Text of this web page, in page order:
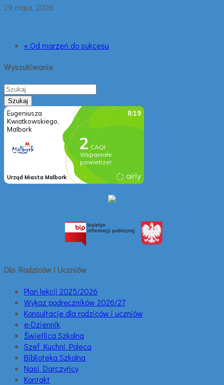
29 maja, 2026
« Od marzeń do sukcesu
Wyszukiwanie
Dla Rodziców i Uczniów
Plan lekcji 2025/2026
Wykaz podręczników 2026/27
Konsultacje dla rodziców i uczniów
e-Dziennik
Świetlica Szkolna
Szef Kuchni Poleca
Biblioteka Szkolna
Nasi Darczyńcy
Kontakt